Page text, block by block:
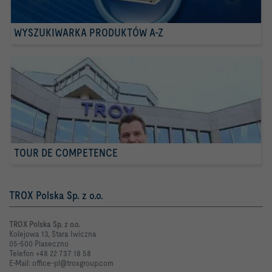
WYSZUKIWARKA PRODUKTÓW A-Z
TOUR DE COMPETENCE
TROX Polska Sp. z o.o.
TROX Polska Sp. z o.o.
Kolejowa 13, Stara Iwiczna
05-500 Piaseczno
Telefon +48 22 737 18 58
E-Mail: office-pl@troxgroup.com